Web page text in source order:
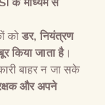
कोडर, नियंत्रण
किया जाता है।
बाहर न जा सके
और अपने